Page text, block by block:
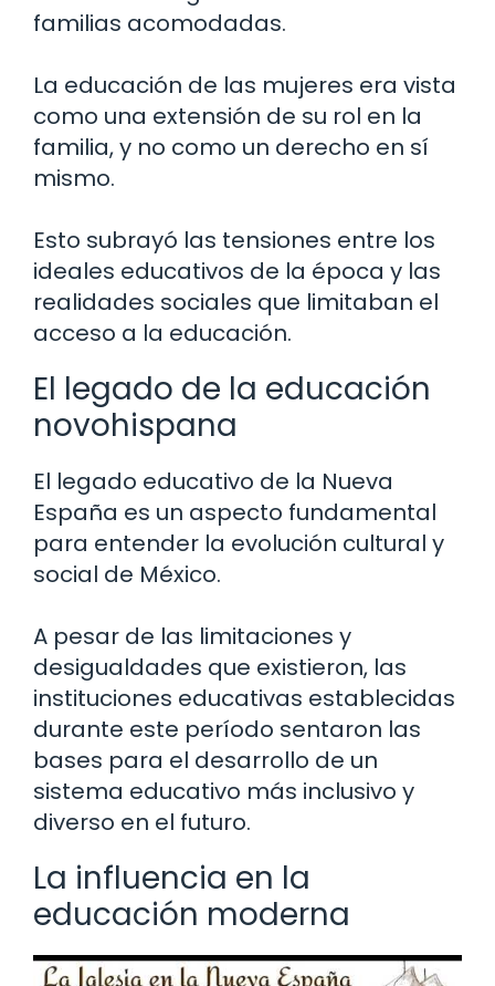
familias acomodadas.
La educación de las mujeres era vista
como una extensión de su rol en la
familia, y no como un derecho en sí
mismo.
Esto subrayó las tensiones entre los
ideales educativos de la época y las
realidades sociales que limitaban el
acceso a la educación.
El legado de la educación
novohispana
El legado educativo de la Nueva
España es un aspecto fundamental
para entender la evolución cultural y
social de México.
A pesar de las limitaciones y
desigualdades que existieron, las
instituciones educativas establecidas
durante este período sentaron las
bases para el desarrollo de un
sistema educativo más inclusivo y
diverso en el futuro.
La influencia en la
educación moderna